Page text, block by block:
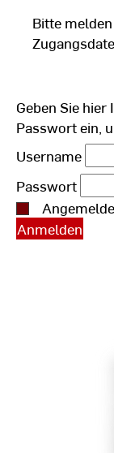
Bitte
Geben Sie
Passwort ein,
Username
Passwort